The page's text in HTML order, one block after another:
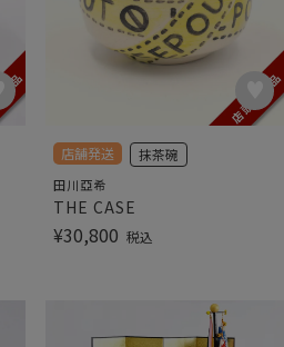
店舗発送 抹茶碗
田川亞希
THE CASE
¥30,800 税込